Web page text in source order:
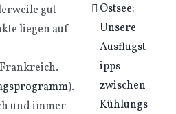
gut
liegen auf
).
und immer
Ostsee:
Unsere
Ausflugst
ipps
zwischen
Kühlungs